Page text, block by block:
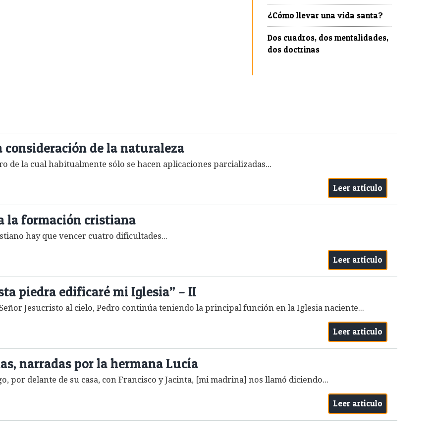
¿Cómo llevar una vida santa?
Dos cuadros, dos mentalidades,
dos doctrinas
consideración de la naturaleza
de la cual habitualmente sólo se hacen aplicaciones parcializadas...
Leer artículo
la formación cristiana
hay que vencer cuatro dificultades...
Leer artículo
piedra edificaré mi Iglesia” – II
Jesucristo al cielo, Pedro continúa teniendo la principal función en la Iglesia naciente...
Leer artículo
narradas por la hermana Lucía
por delante de su casa, con Francisco y Jacinta, [mi madrina] nos llamó diciendo...
Leer artículo